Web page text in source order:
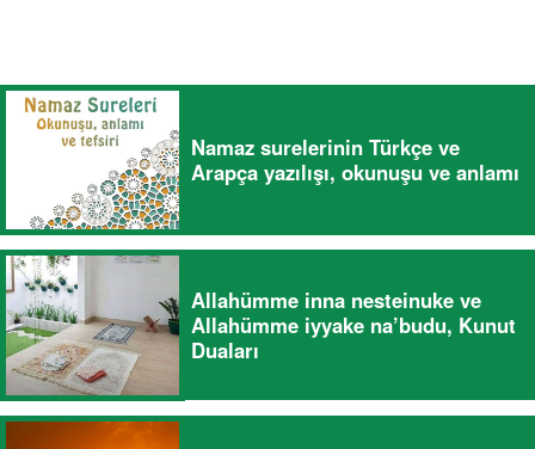
Namaz surelerinin Türkçe ve
Arapça yazılışı, okunuşu ve anlamı
Allahümme inna nesteinuke ve
Allahümme iyyake na’budu, Kunut
Duaları